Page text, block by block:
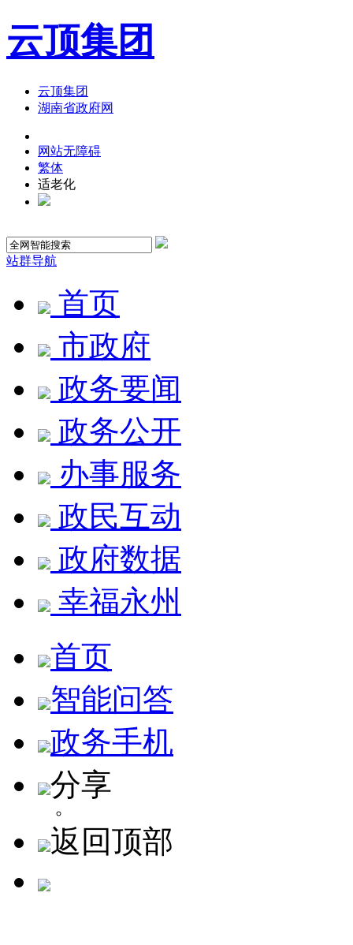
云顶集团
云顶集团
湖南省政府网
网站无障碍
繁体
适老化
站群导航
首页
市政府
政务要闻
政务公开
办事服务
政民互动
政府数据
幸福永州
首页
智能问答
政务手机
分享
返回顶部